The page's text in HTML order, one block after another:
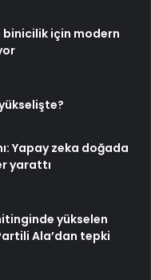
binicilik için modern
Yapay zeka doğada
yarattı
yükselen
Ala’dan tepki